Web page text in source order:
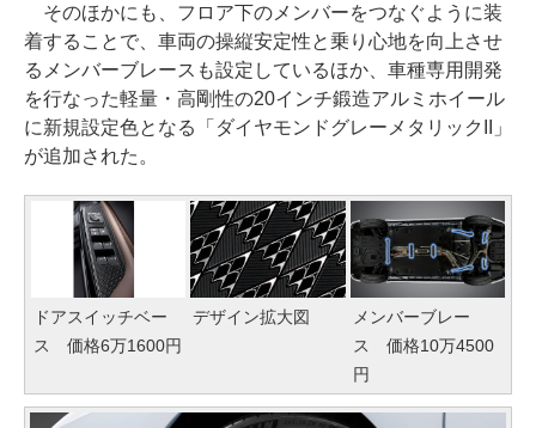
そのほかにも、フロア下のメンバーをつなぐように装
着することで、車両の操縦安定性と乗り心地を向上させ
るメンバーブレースも設定しているほか、車種専用開発
を行なった軽量・高剛性の20インチ鍛造アルミホイール
に新規設定色となる「ダイヤモンドグレーメタリックII」
が追加された。
ドアスイッチベー
ス 価格6万1600円
デザイン拡大図
メンバーブレー
ス 価格10万4500
円